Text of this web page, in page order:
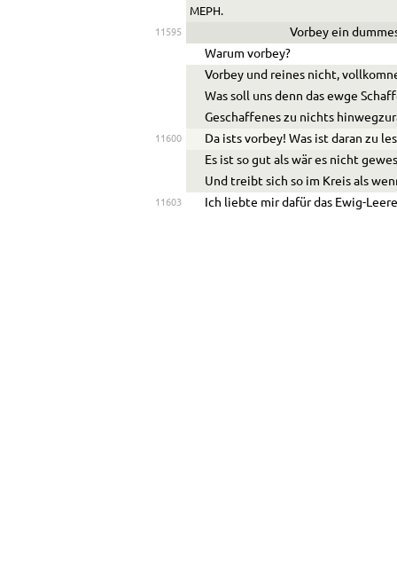
MEPH.
11595
Vorbey ein
Warum vorbey?
Vorbey und reines nicht,
Was soll uns denn das ewge
Geschaffenes zu nichts
11600
Da ists vorbey! Was ist daran zu
Es ist so gut als wär es nicht
Und treibt sich so im Kreis als
11603 Ich liebte mir dafür das Ewig-